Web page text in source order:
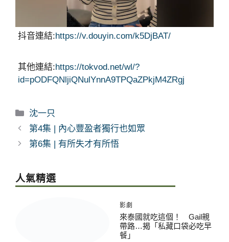
抖音連結:https://v.douyin.com/k5DjBAT/
其他連結:https://tokvod.net/wl/?
id=pODFQNljiQNulYnnA9TPQaZPkjM4ZRgj
分
類
沈一只
第4集 | 內心豐盈者獨行也如眾
第6集 | 有所失才有所悟
人氣精選
影劇
來泰國就吃這個！ Gail親
帶路…揭「私藏口袋必吃早
餐」